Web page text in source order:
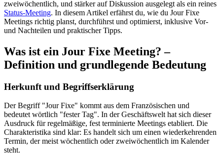
zweiwöchentlich, und stärker auf Diskussion ausgelegt als ein reines
Status-Meeting. In diesem Artikel erfährst du, wie du Jour Fixe
Meetings richtig planst, durchführst und optimierst, inklusive Vor-
und Nachteilen und praktischer Tipps.
Was ist ein Jour Fixe Meeting? –
Definition und grundlegende Bedeutung
Herkunft und Begriffserklärung
Der Begriff "Jour Fixe" kommt aus dem Französischen und
bedeutet wörtlich "fester Tag". In der Geschäftswelt hat sich dieser
Ausdruck für regelmäßige, fest terminierte Meetings etabliert. Die
Charakteristika sind klar: Es handelt sich um einen wiederkehrenden
Termin, der meist wöchentlich oder zweiwöchentlich im Kalender
steht.